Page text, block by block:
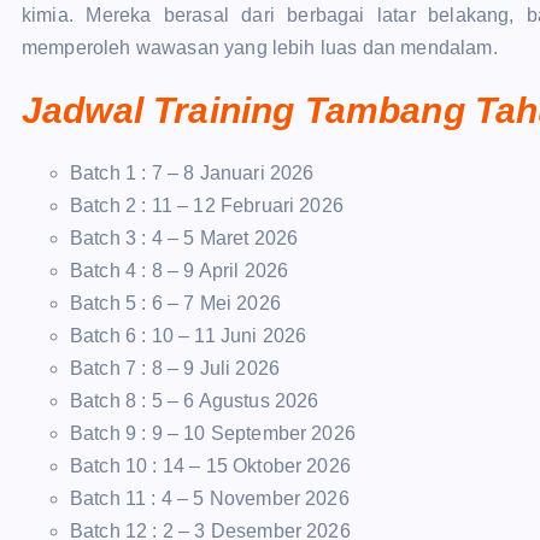
kimia. Mereka berasal dari berbagai latar belakang,
memperoleh wawasan yang lebih luas dan mendalam.
Jadwal Training Tambang
Batch 1 : 7 – 8 Januari 2026
Batch 2 : 11 – 12 Februari 2026
Batch 3 : 4 – 5 Maret 2026
Batch 4 : 8 – 9 April 2026
Batch 5 : 6 – 7 Mei 2026
Batch 6 : 10 – 11 Juni 2026
Batch 7 : 8 – 9 Juli 2026
Batch 8 : 5 – 6 Agustus 2026
Batch 9 : 9 – 10 September 2026
Batch 10 : 14 – 15 Oktober 2026
Batch 11 : 4 – 5 November 2026
Batch 12 : 2 – 3 Desember 2026